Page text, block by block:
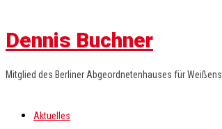
Dennis Buchner
Mitglied des Berliner Abgeordnetenhauses für
Aktuelles